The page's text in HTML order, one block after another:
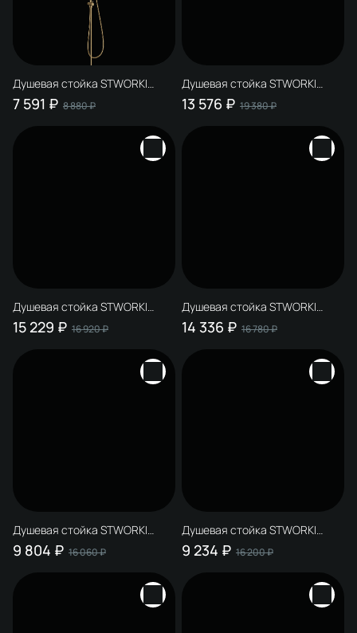
Душевая стойка STWORKI
Молде S23180GM матовое
золото
7 591 ₽ 8 880 ₽
Душевая стойка STWORKI
Молде S23180GM со
смесителем Молде S23100GM,
13 576 ₽ 19 380 ₽
Душевая стойка STWORKI
Молде S23180GM со
смесителем Эстерсунд
15 229 ₽ 16 920 ₽
Душевая стойка STWORKI
Молде S23180GM со
смесителем Копенгаген
14 336 ₽ 16 780 ₽
Душевая стойка STWORKI
Молде S23180BK со
смесителем Карлстад
9 804 ₽ 16 060 ₽
Душевая стойка STWORKI
Молде S23180BK со
смесителем Эстфолл
9 234 ₽ 16 200 ₽